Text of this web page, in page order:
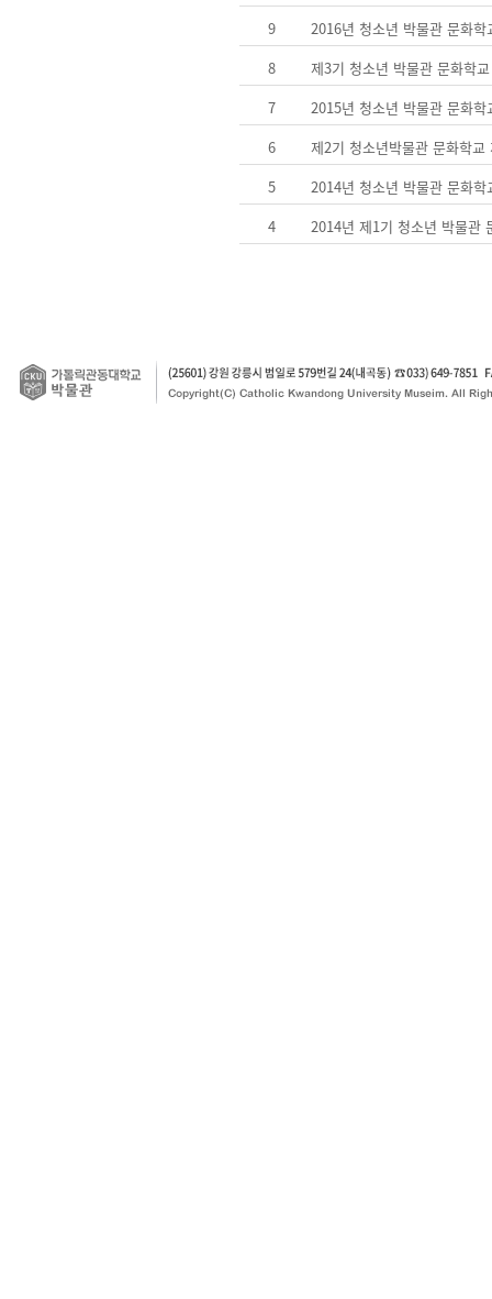
9
2016년 청소년 박물관 문화학
8
제3기 청소년 박물관 문화학
7
2015년 청소년 박물관 문화학
6
제2기 청소년박물관 문화학교
5
2014년 청소년 박물관 문화학
4
2014년 제1기 청소년 박물관